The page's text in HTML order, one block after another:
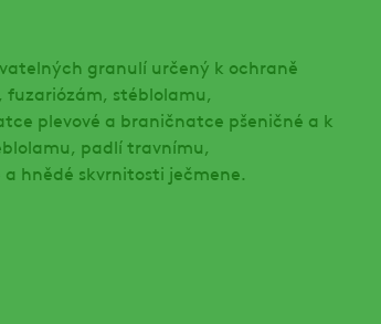
granulí určený k ochraně
stéblolamu,
plevové a braničnatce pšeničné a k
padlí travnímu,
hnědé skvrnitosti ječmene.